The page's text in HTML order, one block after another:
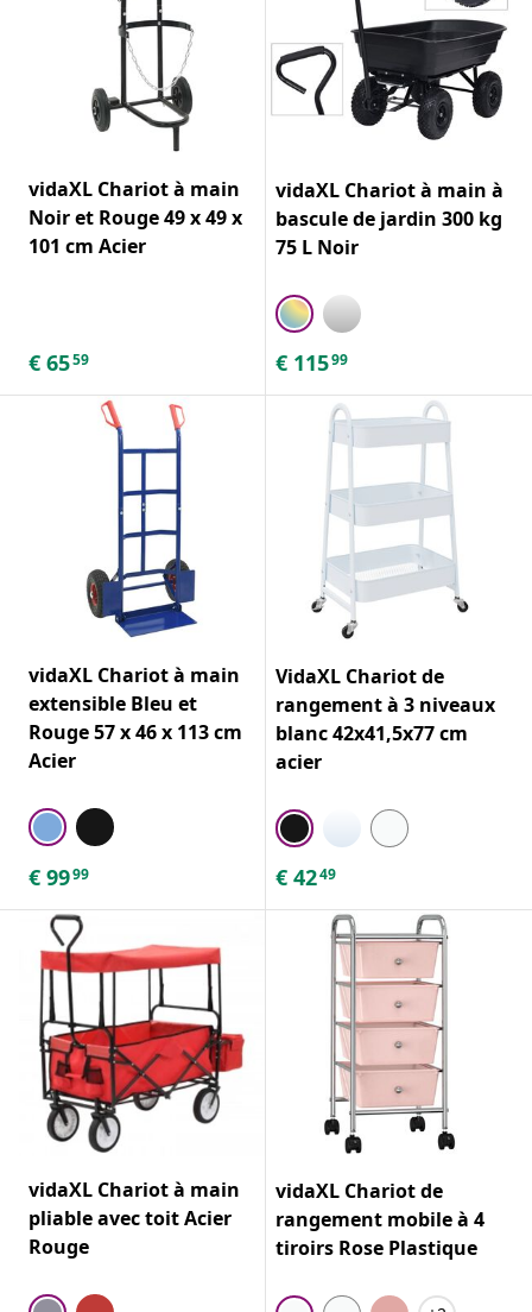
vidaXL Chariot à main
Noir et Rouge 49 x 49 x
101 cm Acier
€ 6559
vidaXL Chariot à main à
bascule de jardin 300 kg
75 L Noir
€ 11599
vidaXL Chariot à main
extensible Bleu et
Rouge 57 x 46 x 113 cm
Acier
€ 9999
VidaXL Chariot de
rangement à 3 niveaux
blanc 42x41,5x77 cm
acier
€ 4249
vidaXL Chariot à main
pliable avec toit Acier
Rouge
vidaXL Chariot de
rangement mobile à 4
tiroirs Rose Plastique